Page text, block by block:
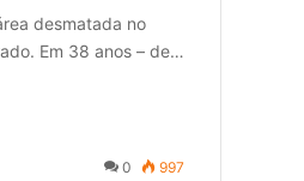
desmatada no
Em 38 anos – de…
0 997